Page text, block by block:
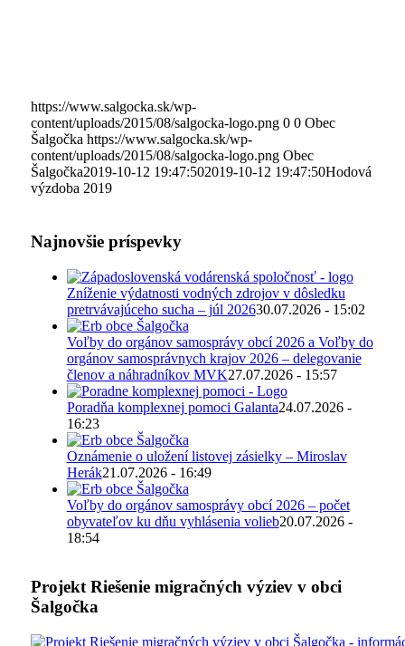
https://www.salgocka.sk/wp-
content/uploads/2015/08/salgocka-logo.png 0 0 Obec
Šalgočka https://www.salgocka.sk/wp-
content/uploads/2015/08/salgocka-logo.png Obec
Šalgočka2019-10-12 19:47:502019-10-12 19:47:50Hodová
výzdoba 2019
Najnovšie príspevky
Zníženie výdatnosti vodných zdrojov v dôsledku
pretrvávajúceho sucha – júl 202630.07.2026 - 15:02
Voľby do orgánov samosprávy obcí 2026 a Voľby do
orgánov samosprávnych krajov 2026 – delegovanie
členov a náhradníkov MVK27.07.2026 - 15:57
Poradňa komplexnej pomoci Galanta24.07.2026 -
16:23
Oznámenie o uložení listovej zásielky – Miroslav
Herák21.07.2026 - 16:49
Voľby do orgánov samosprávy obcí 2026 – počet
obyvateľov ku dňu vyhlásenia volieb20.07.2026 -
18:54
Projekt Riešenie migračných výziev v obci
Šalgočka